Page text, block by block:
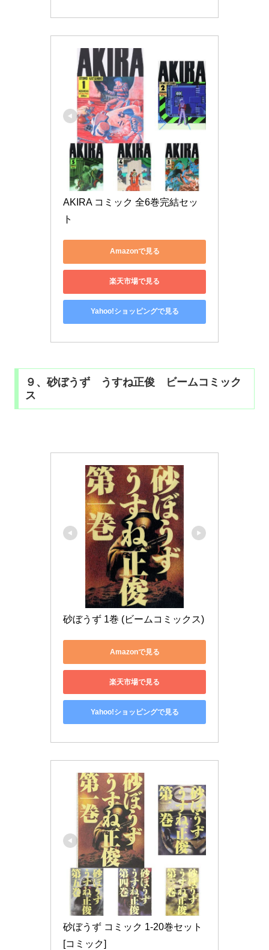
AKIRA コミック 全6巻完結セッ
ト
Amazonで見る
楽天市場で見る
Yahoo!ショッピングで見る
９、砂ぼうず うすね正俊 ビームコミック
ス
砂ぼうず 1巻 (ビームコミックス)
Amazonで見る
楽天市場で見る
Yahoo!ショッピングで見る
砂ぼうず コミック 1-20巻セット
[コミック]